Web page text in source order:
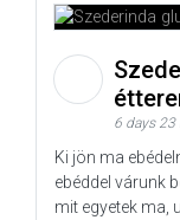
6 days 23
Ki jön ma
ebéddel várunk
mit egyetek ma,